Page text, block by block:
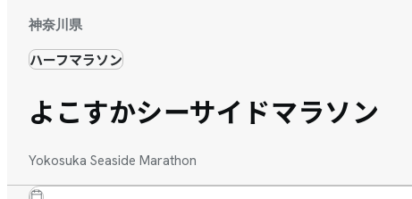
神奈川県
ハーフマラソン
よこすかシーサイドマラソン
Yokosuka Seaside Marathon